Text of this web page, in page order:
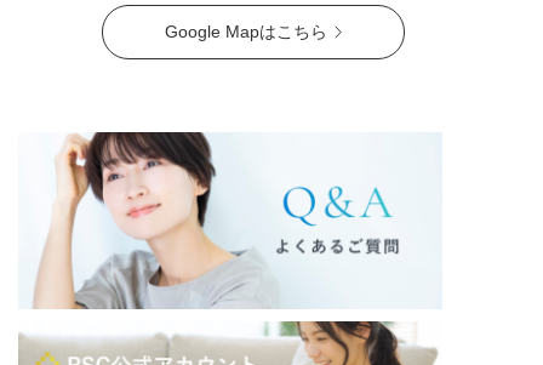
Google Mapはこちら